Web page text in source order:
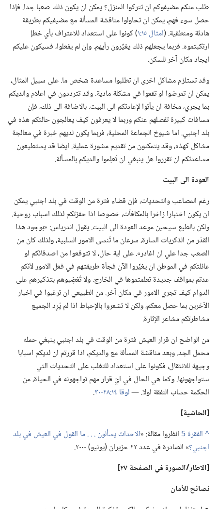
طلب منكم مضيفوكم ان تتركوا المنزل؟‏ يمكن ان يكون ذلك صعبا جدا.‏ فإذا
حصل سوء فهم،‏ يمكن ان تحاولوا مناقشة المسألة مع مضيفيكم بطريقة
هادئة ومنطقية.‏ (‏امثال ١٥:‏١
‏)‏ كونوا على استعداد للاعتراف بأي خطإ
ارتكبتموه.‏ فربما يجعلهم ذلك يغيِّرون رأيهم.‏ وإن لم يفعلوا،‏ فسيكون عليكم
ايجاد مكان آخر للسكن.‏
وقد تستلزم مشاكل اخرى ان تطلبوا مساعدة شخص ما.‏ على سبيل المثال،‏
يمكن ان تمرضوا او تقعوا في مشكلة مادية.‏ وقد تترددون في اعلام والديكم
بما يجري،‏ مخافة ان يأتوا لإعادتكم الى البيت.‏ بالاضافة الى ذلك،‏ فإن
مسافات كبيرة تفصلهم عنكم وربما لا يعرفون كيف يعالجون حالتكم هذه في
بلد اجنبي.‏ اما شيوخ الجماعة المحلية،‏ فربما يكون لديهم خبرة في معالجة
مشاكل كهذه،‏ وقد يتمكنون من تقديم مشورة عملية.‏ ايضا قد يستطيعون
مساعدتكم ان تقرروا هل ينبغي ان تُعلِموا والديكم بالمسألة.‏
العودة الى البيت
رغم المصاعب والتحديات،‏ فإن قضاء فترة من الوقت في بلد اجنبي يمكن
ان يكون اختبارا زاخرا بالمكافآت،‏ خصوصا اذا حفزتكم لذلك اسباب روحية.‏
ولكن بالطبع سيحين موعد العودة الى البيت.‏ يقول اندرياس:‏ «بوجود هذا
القدْر من الذكريات السارة،‏ سرعان ما تُنسى الامور السلبية،‏ ولذلك كان من
الصعب جدا علي ان اغادر».‏ على اية حال،‏ لا تتوقعوا من اصدقائكم او
عائلتكم في الموطن ان يغيِّروا الآن فجأة طريقتهم في فعل الامور لأنكم
عدتم بمواقف جديدة تعلمتموها في الخارج.‏ ولا تُغضِبوهم بتذكيرهم على
الدوام كيف تجري الامور في مكان آخر.‏ من الطبيعي ان ترغبوا في اخبار
الآخرين بما حصل معكم،‏ ولكن لا تشعروا بالإحباط اذا لم يُرِد الجميع
مشاطرتكم مشاعر الإثارة.‏
من الواضح ان قرار العيش فترة من الوقت في بلد اجنبي ينبغي حمله
محمل الجد.‏ وبعد مناقشة المسألة مع والديكم،‏ اذا قررتم ان لديكم اسبابا
وجيهة للانتقال،‏ فكونوا على استعداد للتغلب على التحديات التي
ستواجهونها.‏ وكما هي الحال في ايّ قرار مهم تواجهونه في الحياة،‏ من
الحكمة حساب النفقة اولا.‏ —‏لوقا ١٤:‏٢٨-‏٣٠
‏.‏
‏[الحاشية]‏
^
انظروا مقالة:‏ «‏الاحداث يسألون .‏ .‏ .‏ ما القول في العيش في بلد
اجنبي؟‏‏» الصادرة في عدد ٢٢ حزيران (‏يونيو)‏ ٢٠٠٠.‏
‏[الاطار/‏الصورة في الصفحة ٢٧]‏
نصائح للأمان